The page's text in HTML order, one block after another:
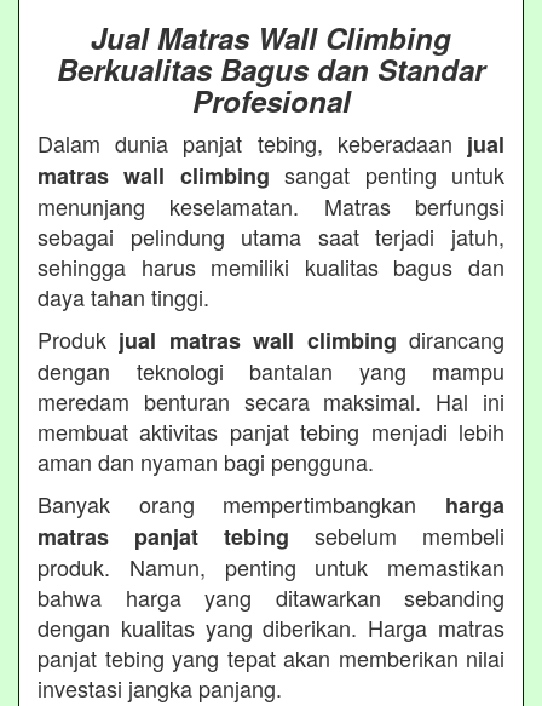
Jual Matras Wall Climbing
Berkualitas Bagus dan Standar
Profesional
Dalam dunia panjat tebing, keberadaan jual
matras wall climbing sangat penting untuk
menunjang keselamatan. Matras berfungsi
sebagai pelindung utama saat terjadi jatuh,
sehingga harus memiliki kualitas bagus dan
daya tahan tinggi.
Produk jual matras wall climbing dirancang
dengan teknologi bantalan yang mampu
meredam benturan secara maksimal. Hal ini
membuat aktivitas panjat tebing menjadi lebih
aman dan nyaman bagi pengguna.
Banyak orang mempertimbangkan harga
matras panjat tebing sebelum membeli
produk. Namun, penting untuk memastikan
bahwa harga yang ditawarkan sebanding
dengan kualitas yang diberikan. Harga matras
panjat tebing yang tepat akan memberikan nilai
investasi jangka panjang.